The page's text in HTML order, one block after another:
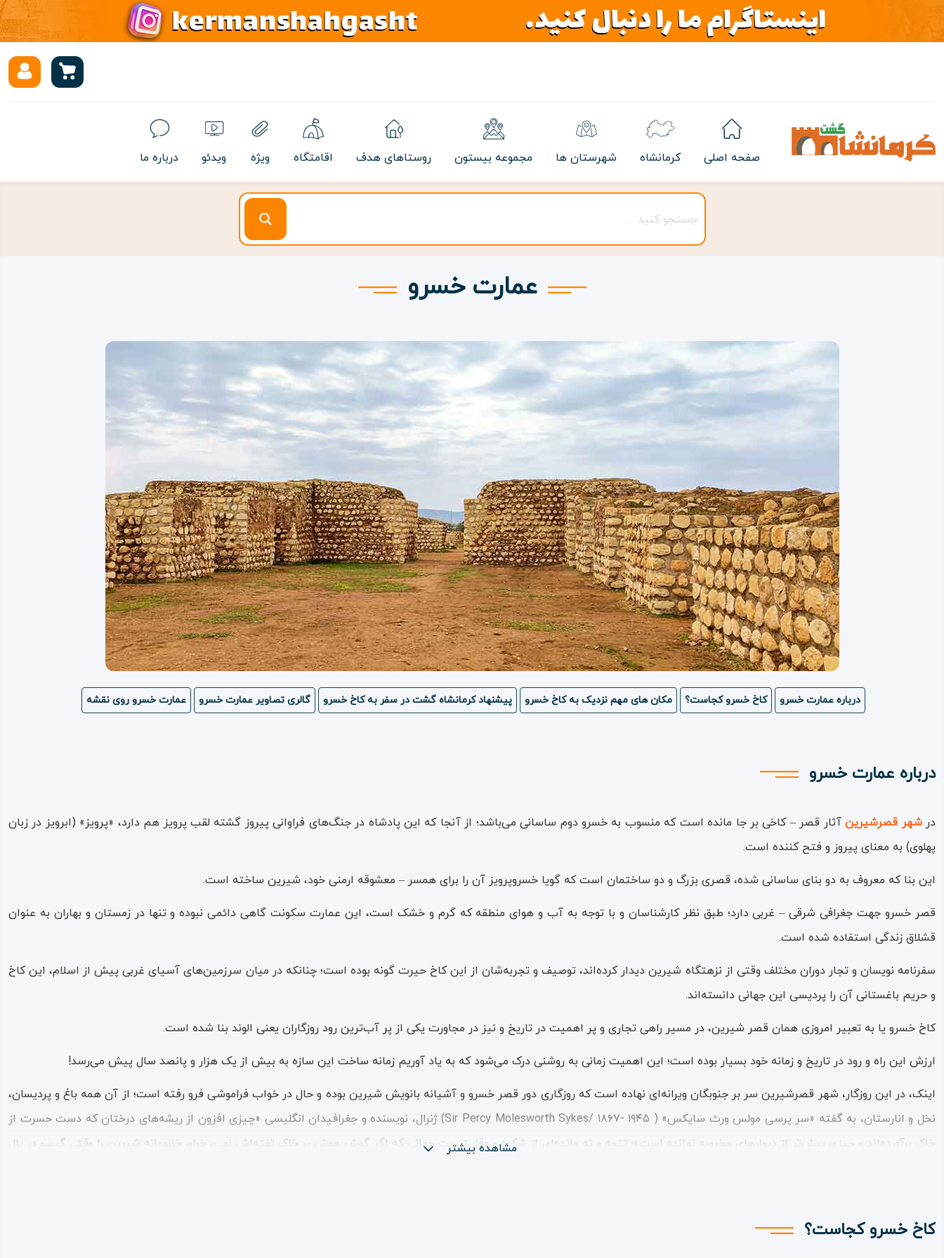
صفحه اصلی کرمانشاه شهرستان ها مجموعه بیستون روستاهای هدف اقامتگاه ویژه ویدئو درباره ما
عمارت خسرو
درباره عمارت خسرو کاخ خسرو کجاست؟ مکان های مهم نزدیک به کاخ خسرو پیشنهاد کرمانشاه گشت در سفر به کاخ خسرو گالری تصاویر عمارت خسرو عمارت خسرو روی نقشه
درباره عمارت خسرو
درشهر قصرشیرینآثار قصر – کاخی بر جا مانده است که منسوب به خسرو دوم ساسانی می‌باشد؛ از آنجا که این‌ پادشاه در جنگ‌های فراوانی پیروز گشته لقب پرویز هم دارد، «پرویز» (ابرویز در زبان
پهلوی) به معنای پیروز و فتح کننده است.
این بنا که معروف به دو بنای ساسانی‌ شده، قصری بزرگ و دو ساختمان است که گویا خسروپرویز آن را برای همسر – معشوقه ارمنی خود، شیرین ساخته است.
قصر خسرو جهت جغرافی شرقی – غربی دارد؛ طبق نظر کارشناسان و با توجه به آب و هوای منطقه که گرم‌ و خشک است، این عمارت سکونت گاهی دائمی نبوده و تنها در زمستان و ‌‌بهاران به عنوان
قشلاق زندگی استفاده ‌شده است.
سفرنامه نویسان و تجار دوران مختلف وقتی از نزهتگاه شیرین دیدار کرده‌اند، توصیف و تجربه‌شان از این کاخ حیرت گونه بوده است؛ چنانکه در میان سرزمین‌های آسیای غربی پیش از اسلام، این کاخ
و حریم باغستانی آن را پردیسی این جهانی دانسته‌اند.
کاخ خسرو یا به تعبیر امروزی همان قصر شیرین، در مسیر راهی تجاری و پر اهمیت در تاریخ و نیز در مجاورت یکی از پر آب‌ترین رود روزگاران یعنی الوند بنا شده است.
ارزش این راه و رود در تاریخ و زمانه خود بسیار بوده است؛ این اهمیت زمانی به روشنی درک ‌می‌شود که به یاد آوریم زمانه ساخت این سازه به بیش از یک ‌هزار و پانصد سال پیش می‌رسد!
اینک، در این روزگار، شهر قصرشیرین سر بر جنوبگان ویرانه‌ای نهاده است که روزگاری دور قصر خسرو و آشیانه بانویش شیرین بوده و حال در خواب فراموشی فرو رفته است؛ از آن همه باغ و پردیسان،
نخل و انارستان، به گفته «سر پرسی مولس ورث سایکس» ( Sir Percy Molesworth Sykes/ ۱۸۶۷- ۱۹۴۵) ژنرال، نویسنده و جغرافیدان انگلیسی «چیزی افزون از ریشه‌های درختان که دست حسرت از
خاک برآورده‌اند و چیزی بیش‌تر از دیوارهای مخروبه نمانده است»؛ تتمه و ته مانده‌ای از شکوه و وقار زیست جهانی که اگر گوش هوش بر خاک تفته‌اش نهی، خرام خانومانه شیرین را وقتی گیسو در یال
دانسته‌اند؛ خانه باغی گسترده و گشوده بر انواع حیوانات اهلی و نااهلی؛ آمیزه‌ای از همسایگی نبات و انسان و حیوان، «عمارت خسرو یا کاخ خسرو در قصرشیرین در سمت غربی دامنه‌های زاگرس واقع
مشاهده بیشتر
کاخ خسرو کجاست؟